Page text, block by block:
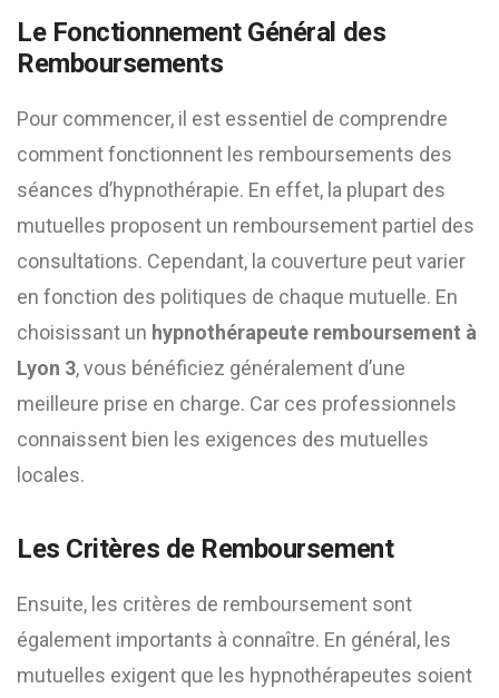
Le Fonctionnement Général des
Remboursements
Pour commencer, il est essentiel de comprendre
comment fonctionnent les remboursements des
séances d’hypnothérapie. En effet, la plupart des
mutuelles proposent un remboursement partiel des
consultations. Cependant, la couverture peut varier
en fonction des politiques de chaque mutuelle. En
choisissant un hypnothérapeute remboursement à
Lyon 3, vous bénéficiez généralement d’une
meilleure prise en charge. Car ces professionnels
connaissent bien les exigences des mutuelles
locales.
Les Critères de Remboursement
Ensuite, les critères de remboursement sont
également importants à connaître. En général, les
mutuelles exigent que les hypnothérapeutes soient